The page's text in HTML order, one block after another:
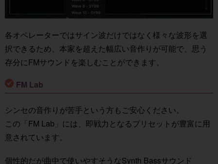
各オペレーターではサイン波だけではなく様々な波形を選
択できるため、本家を超えた幅広い音作りが可能で、思う
存分にFMサウンドを楽しむことができます。
FM Lab
シンセの音作りが苦手という方もご安心ください。
この「FM Lab」には、即戦力となるプリセットが豊富に用
意されています。
個性的だが曲中で使いやすそうなSynth Bassサウンド